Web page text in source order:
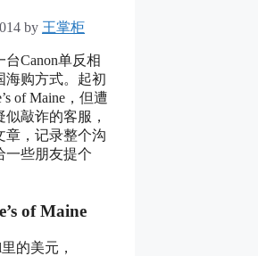
by 王掌柜
Canon单反相
海购方式。起初
of Maine，但遭
敲诈的客服，
章，记录整个沟
一些朋友提个
of Maine
的美元，